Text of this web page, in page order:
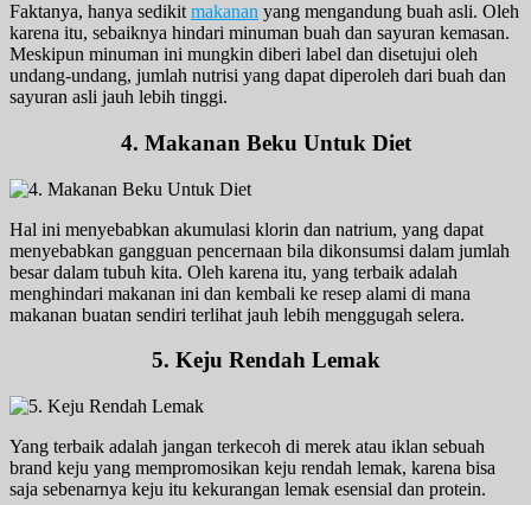
Faktanya, hanya sedikit makanan yang mengandung buah asli. Oleh
karena itu, sebaiknya hindari minuman buah dan sayuran kemasan.
Meskipun minuman ini mungkin diberi label dan disetujui oleh
undang-undang, jumlah nutrisi yang dapat diperoleh dari buah dan
sayuran asli jauh lebih tinggi.
4. Makanan Beku Untuk Diet
Hal ini menyebabkan akumulasi klorin dan natrium, yang dapat
menyebabkan gangguan pencernaan bila dikonsumsi dalam jumlah
besar dalam tubuh kita. Oleh karena itu, yang terbaik adalah
menghindari makanan ini dan kembali ke resep alami di mana
makanan buatan sendiri terlihat jauh lebih menggugah selera.
5. Keju Rendah Lemak
Yang terbaik adalah jangan terkecoh di merek atau iklan sebuah
brand keju yang mempromosikan keju rendah lemak, karena bisa
saja sebenarnya keju itu kekurangan lemak esensial dan protein.